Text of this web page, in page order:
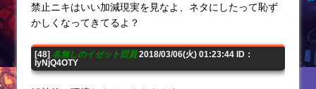
禁止ニキはいい加減現実を見なよ、ネタにしたって恥ず
かしくなってきてるよ？
[48] 名無しのイゼット団員2018/03/06(火) 01:23:44 ID：
IyNjQ4OTY